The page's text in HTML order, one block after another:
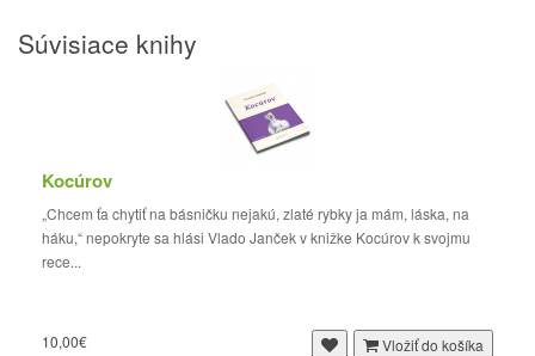
Súvisiace knihy
Kocúrov
„Chcem ťa chytiť na básničku nejakú, zlaté rybky ja mám, láska, na
háku,“ nepokryte sa hlási Vlado Janček v knižke Kocúrov k svojmu
rece...
10,00€ Vložiť do košíka